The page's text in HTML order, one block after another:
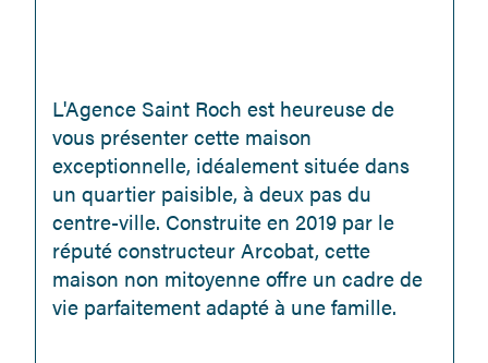
L'Agence Saint Roch est heureuse de
vous présenter cette maison
exceptionnelle, idéalement située dans
un quartier paisible, à deux pas du
centre-ville. Construite en 2019 par le
réputé constructeur Arcobat, cette
maison non mitoyenne offre un cadre de
vie parfaitement adapté à une famille.